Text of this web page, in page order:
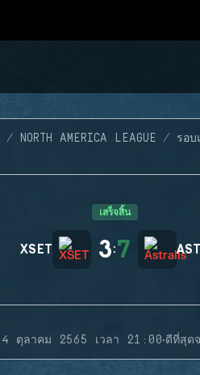
NORTH AMERICA LEAGUE รอบ
เสร็จสิ้น
XSET 3:7
4 ตุลาคม 2565 เวลา 21:00·ดีที่สุด